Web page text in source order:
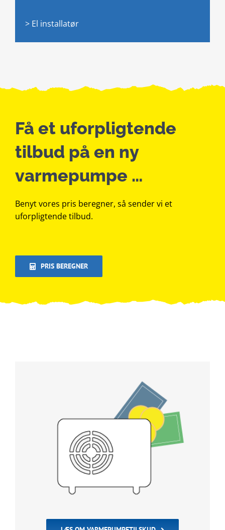
> El installatør
Få et uforpligtende
tilbud på en ny
varmepumpe …
Benyt vores pris beregner, så sender vi et
uforpligtende tilbud.
PRIS BEREGNER